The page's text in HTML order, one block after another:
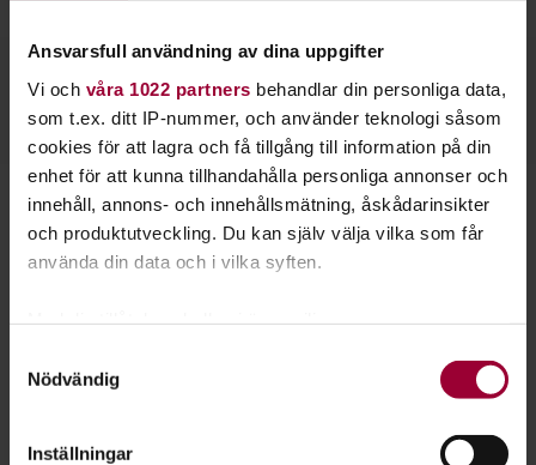
Ansvarsfull användning av dina uppgifter
Vi och våra 1022 partners behandlar din personliga data,
som t.ex. ditt IP-nummer, och använder teknologi såsom
cookies för att lagra och få tillgång till information på din
enhet för att kunna tillhandahålla personliga annonser och
innehåll, annons- och innehållsmätning, åskådarinsikter
och produktutveckling. Du kan själv välja vilka som får
använda din data och i vilka syften.
som kan ha en noggrannhet på upp till flera meter
Nödvändig
Inställningar
Välj bland vårt utbud
Navigation
När du har en del kunskap om båtliv kan du bygga på med nya
kunskaper och skaffa olika intyg. Vi erbjuder bland annat
kurser i navigation.
kanalintygeller intyg förutsjöskeppare.
Självklart finns massor av områden att rikta in sig på även
om de inte leder till intyg eller certifiering. Välj det område